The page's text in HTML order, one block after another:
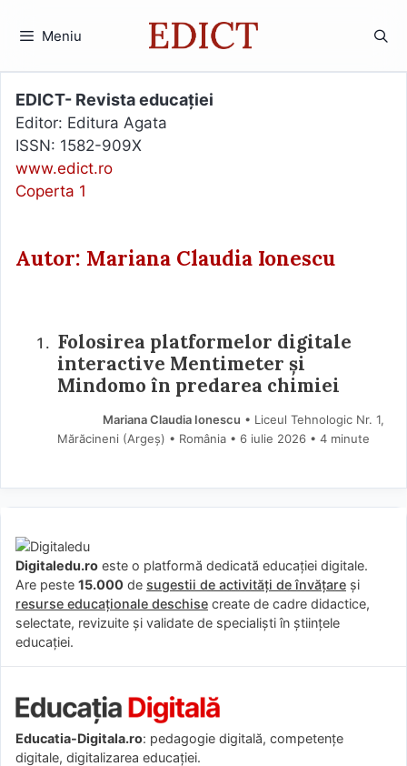
Meniu
EDICT- Revista educației
Editor: Editura Agata
ISSN: 1582-909X
www.edict.ro
Coperta 1
Autor: Mariana Claudia Ionescu
Folosirea platformelor digitale
interactive Mentimeter și
Mindomo în predarea chimiei
Mariana Claudia Ionescu • Liceul Tehnologic Nr. 1,
Mărăcineni (Argeş) • România
6 iulie 2026 • 4 minute
Digitaledu.ro este o platformă dedicată educației digitale.
Are peste 15.000 de sugestii de activități de învățare și
resurse educaționale deschise create de cadre didactice,
selectate, revizuite și validate de specialiști în științele
educației.
Educatia-Digitala.ro: pedagogie digitală, competențe
digitale, digitalizarea educației.